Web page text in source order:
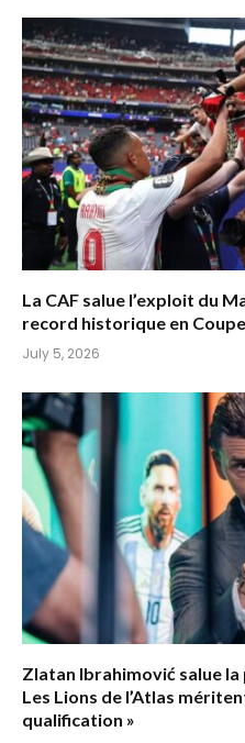
La CAF salue l’exploit du
record historique en
July 5, 2026
Zlatan Ibrahimović salue
Les Lions de l’Atlas
qualification »